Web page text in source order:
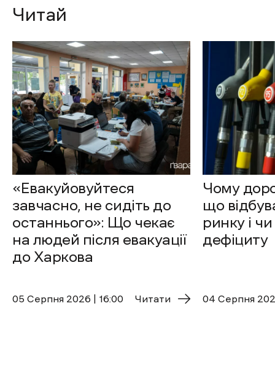
Читай
«Евакуйовуйтеся
завчасно, не сидіть до
останнього»: Що чекає
на людей після евакуації
до Харкова
05 Cерпня 2026 | 16:00 Читати
Чому
що
ринку і
дефіциту
04 Cерпня